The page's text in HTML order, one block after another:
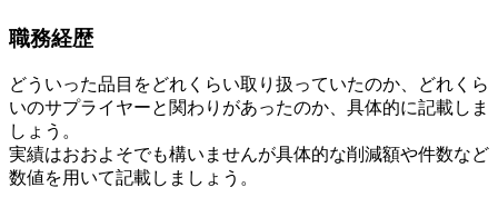
職務経歴
どういった品目をどれくらい取り扱っていたのか、どれくら
いのサプライヤーと関わりがあったのか、具体的に記載しま
しょう。
実績はおおよそでも構いませんが具体的な削減額や件数など
数値を用いて記載しましょう。